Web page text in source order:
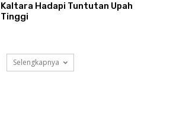
Kaltara Hadapi Tuntutan Upah
Tinggi
Selengkapnya